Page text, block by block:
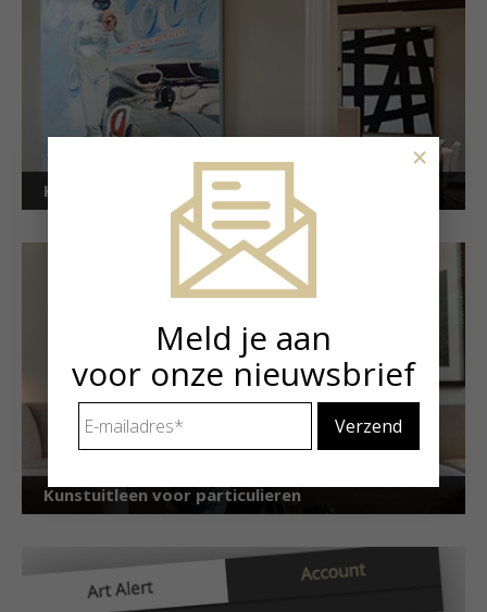
Kunstuitleen voor bedrijven
Kunstuitleen voor particulieren
Meld je aan
voor onze nieuwsbrief
mailadres *
×